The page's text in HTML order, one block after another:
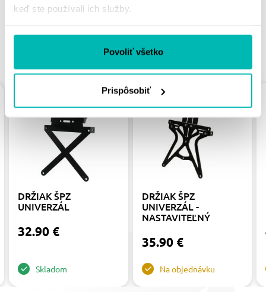
keď ste používali ich služby.
Povoliť všetko
Prispôsobiť
PODOBNÉ PRODUKTY
DRŽIAK ŠPZ
UNIVERZÁL
32.90 €
Skladom
DRŽIAK ŠPZ
UNIVERZÁL -
NASTAVITEĽNÝ
35.90 €
Na objednávku